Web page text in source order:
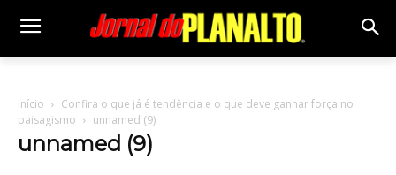
Início
Confira o que já é tendência e o que deve ganhar força no
paisagismo
unnamed (9)
unnamed (9)